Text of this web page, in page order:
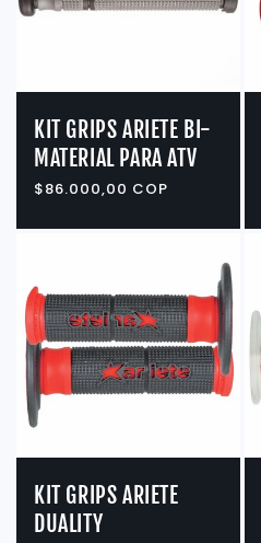
KIT GRIPS ARIETE BI-
MATERIAL PARA ATV
Precio
$86.000,00 COP
KIT GRIPS ARIETE
DUALITY